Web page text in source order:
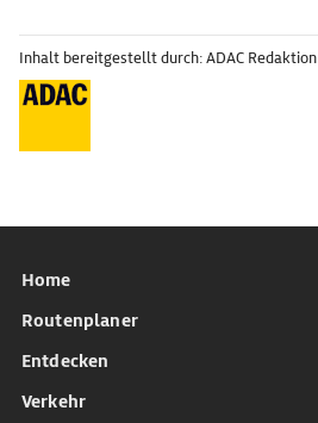
Inhalt bereitgestellt durch: ADAC Redaktion
Home
Routenplaner
Entdecken
Verkehr